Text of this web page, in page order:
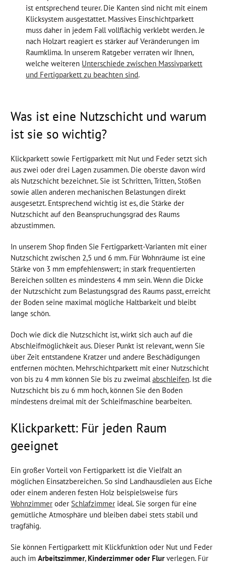
ist entsprechend teurer. Die Kanten sind nicht mit einem
Klicksystem ausgestattet. Massives Einschichtparkett
muss daher in jedem Fall vollflächig verklebt werden. Je
nach Holzart reagiert es stärker auf Veränderungen im
Raumklima. In unserem Ratgeber verraten wir Ihnen,
welche weiteren Unterschiede zwischen Massivparkett
und Fertigparkett zu beachten sind.
Was ist eine Nutzschicht und warum
ist sie so wichtig?
Klickparkett sowie Fertigparkett mit Nut und Feder setzt sich
aus zwei oder drei Lagen zusammen. Die oberste davon wird
als Nutzschicht bezeichnet. Sie ist Schritten, Tritten, Stößen
sowie allen anderen mechanischen Belastungen direkt
ausgesetzt. Entsprechend wichtig ist es, die Stärke der
Nutzschicht auf den Beanspruchungsgrad des Raums
abzustimmen.
In unserem Shop finden Sie Fertigparkett-Varianten mit einer
Nutzschicht zwischen 2,5 und 6 mm. Für Wohnräume ist eine
Stärke von 3 mm empfehlenswert; in stark frequentierten
Bereichen sollten es mindestens 4 mm sein. Wenn die Dicke
der Nutzschicht zum Belastungsgrad des Raums passt, erreicht
der Boden seine maximal mögliche Haltbarkeit und bleibt
lange schön.
Doch wie dick die Nutzschicht ist, wirkt sich auch auf die
Abschleifmöglichkeit aus. Dieser Punkt ist relevant, wenn Sie
über Zeit entstandene Kratzer und andere Beschädigungen
entfernen möchten. Mehrschichtparkett mit einer Nutzschicht
von bis zu 4 mm können Sie bis zu zweimalabschleifen. Ist die
Nutzschicht bis zu 6 mm hoch, können Sie den Boden
mindestens dreimal mit der Schleifmaschine bearbeiten.
Klickparkett: Für jeden Raum
geeignet
Ein großer Vorteil von Fertigparkett ist die Vielfalt an
möglichen Einsatzbereichen. So sind Landhausdielen aus Eiche
oder einem anderen festen Holz beispielsweise fürs
Wohnzimmer oder Schlafzimmer ideal. Sie sorgen für eine
gemütliche Atmosphäre und bleiben dabei stets stabil und
tragfähig.
Sie können Fertigparkett mit Klickfunktion oder Nut und Feder
auch im Arbeitszimmer, Kinderzimmer oder Flurverlegen. Für